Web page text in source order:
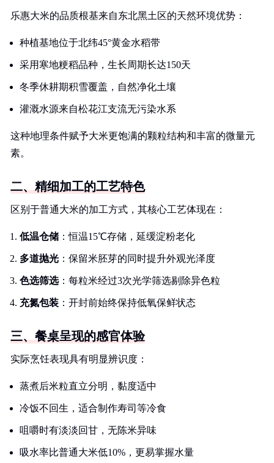
乐惠大米的品质根基来自东北黑土区的天然环境优势：
种植基地位于北纬45°黄金水稻带
采用寒地粳稻品种，生长周期长达150天
冬季休耕期积雪覆盖，自然净化土壤
灌溉水源来自松花江支流无污染水系
这种地理条件赋予大米更饱满的颗粒结构和丰富的微量元
素。
二、精细加工的工艺特色
区别于普通大米的加工方式，其核心工艺体现在：
低温仓储 ：恒温15℃存储，延缓淀粉老化
多道抛光 ：保留米胚芽的同时提升外观光泽度
色选筛选：每粒米经过3次光学筛选剔除异色粒
充氮包装 ：开封前始终保持低氧保鲜状态
三、餐桌呈现的感官体验
实际烹饪表现具有明显辨识度：
蒸煮后米粒直立分明，黏度适中
冷饭不回生，适合制作寿司等冷食
咀嚼时有淡淡回甘，无陈米异味
吸水率比普通大米低10%，更易掌握水量